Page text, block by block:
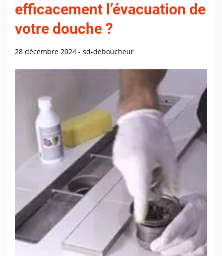
efficacement l’évacuation de
votre douche ?
28 décembre 2024 - sd-deboucheur